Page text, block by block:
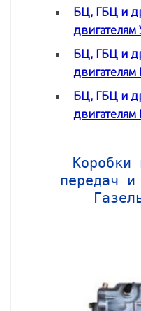
БЦ, ГБЦ и
БЦ, ГБЦ и
двигателям
БЦ, ГБЦ и
Коробки
передач и